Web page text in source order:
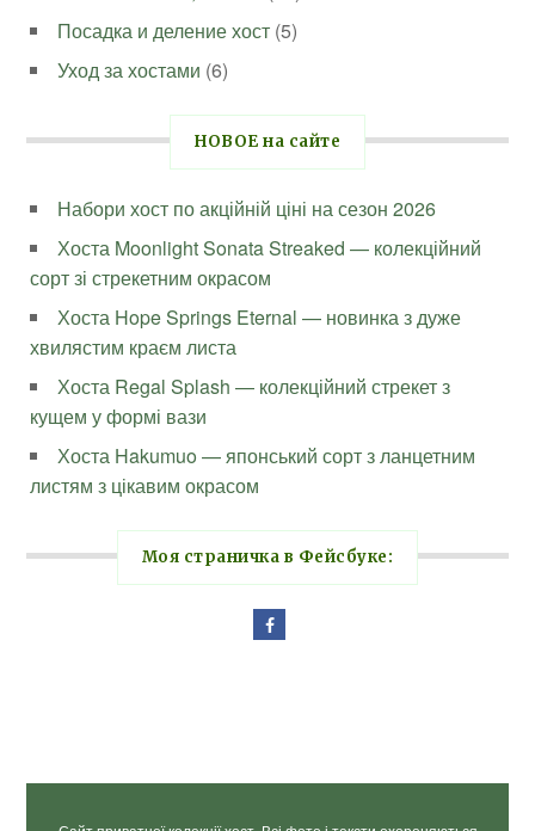
Посадка и деление хост (5)
Уход за хостами (6)
НОВОЕ на сайте
Набори хост по акційній ціні на сезон 2026
Хоста Moonlight Sonata Streaked — колекційний
сорт зі стрекетним окрасом
Хоста Hope Springs Eternal — новинка з дуже
хвилястим краєм листа
Хоста Regal Splash — колекційний стрекет з
кущем у формі вази
Хоста Hakumuo — японський сорт з ланцетним
листям з цікавим окрасом
Моя страничка в Фейсбуке: